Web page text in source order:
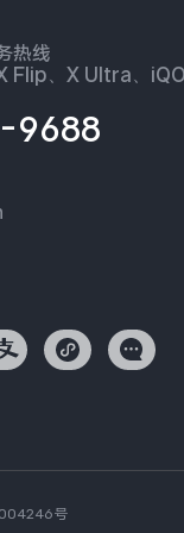
热线
Flip、X Ultra、
9688
号